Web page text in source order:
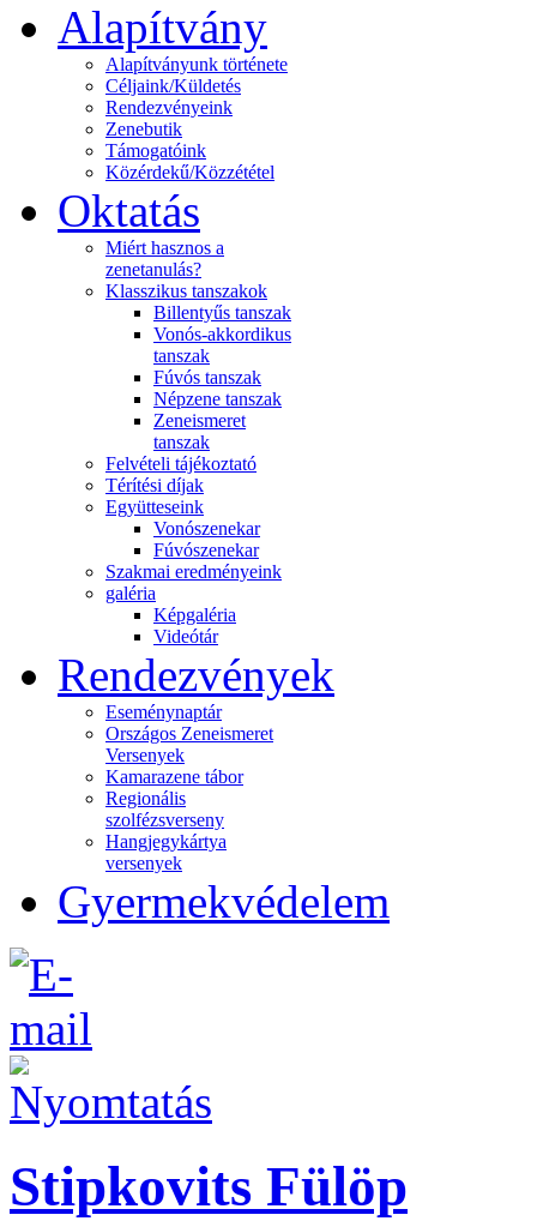
Alapítvány
Alapítványunk története
Céljaink/Küldetés
Rendezvényeink
Zenebutik
Támogatóink
Közérdekű/Közzététel
Oktatás
Miért hasznos a
zenetanulás?
Klasszikus tanszakok
Billentyűs tanszak
Vonós-akkordikus
tanszak
Fúvós tanszak
Népzene tanszak
Zeneismeret
tanszak
Felvételi tájékoztató
Térítési díjak
Együtteseink
Vonószenekar
Fúvószenekar
Szakmai eredményeink
galéria
Képgaléria
Videótár
Rendezvények
Eseménynaptár
Országos Zeneismeret
Versenyek
Kamarazene tábor
Regionális
szolfézsverseny
Hangjegykártya
versenyek
Gyermekvédelem
Stipkovits Fülöp